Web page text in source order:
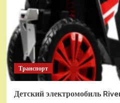
Транспорт
Детский электромобиль